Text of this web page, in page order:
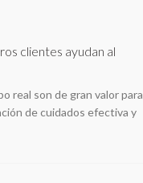
clientes ayudan al
real son de gran valor para
de cuidados efectiva y